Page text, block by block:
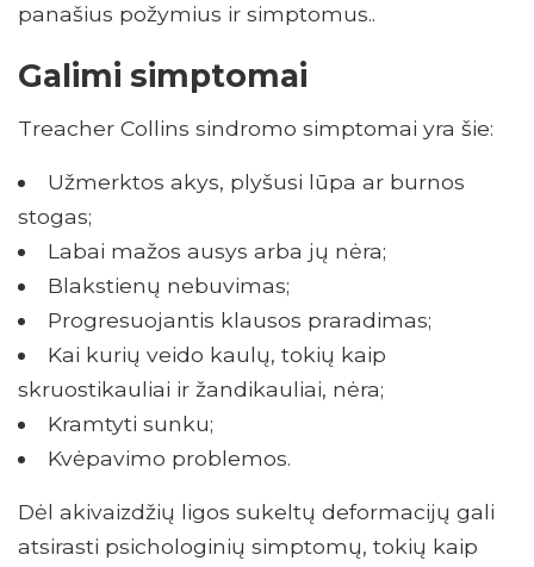
panašius požymius ir simptomus..
Galimi simptomai
Treacher Collins sindromo simptomai yra šie:
Užmerktos akys, plyšusi lūpa ar burnos
stogas;
Labai mažos ausys arba jų nėra;
Blakstienų nebuvimas;
Progresuojantis klausos praradimas;
Kai kurių veido kaulų, tokių kaip
skruostikauliai ir žandikauliai, nėra;
Kramtyti sunku;
Kvėpavimo problemos.
Dėl akivaizdžių ligos sukeltų deformacijų gali
atsirasti psichologinių simptomų, tokių kaip